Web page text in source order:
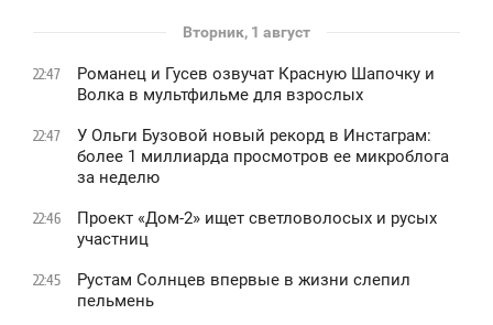
Вторник, 1 август
22:47
Романец и Гусев озвучат Красную Шапочку и
Волка в мультфильме для взрослых
22:47
У Ольги Бузовой новый рекорд в Инстаграм:
более 1 миллиарда просмотров ее микроблога
за неделю
22:46
Проект «Дом-2» ищет светловолосых и русых
участниц
22:45
Рустам Солнцев впервые в жизни слепил
пельмень